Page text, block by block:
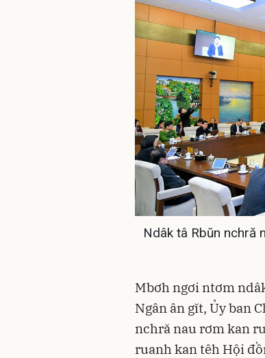
Ndâk tâ Rbŭn nchră
Mbơh ngơi ntơm
Ngân ân gĭt, Ủy ban
nchră nau rơm kan
ruanh kan têh Hội